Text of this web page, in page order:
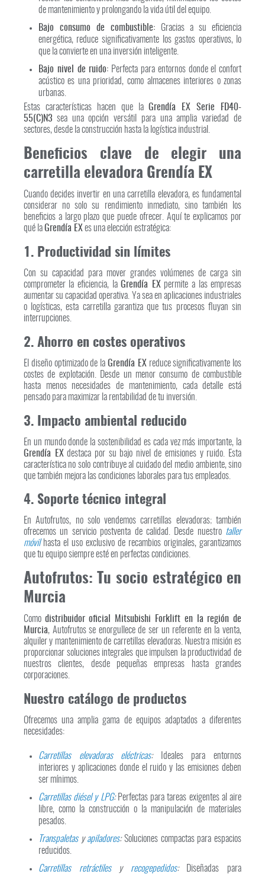
de mantenimiento y prolongando la vida útil del equipo.
Bajo consumo de combustible: Gracias a su eficiencia
energética, reduce significativamente los gastos operativos, lo
que la convierte en una inversión inteligente.
Bajo nivel de ruido: Perfecta para entornos donde el confort
acústico es una prioridad, como almacenes interiores o zonas
urbanas.
Estas características hacen que laGrendía EX Serie FD40-
55(C)N3sea una opción versátil para una amplia variedad de
sectores, desde la construcción hasta la logística industrial.
Beneficios clave de elegir una
carretilla elevadora Grendía EX
Cuando decides invertir en una carretilla elevadora, es fundamental
considerar no solo su rendimiento inmediato, sino también los
beneficios a largo plazo que puede ofrecer. Aquí te explicamos por
qué laGrendía EX es una elección estratégica:
1. Productividad sin límites
Con su capacidad para mover grandes volúmenes de carga sin
comprometer la eficiencia, laGrendía EX permite a las empresas
aumentar su capacidad operativa. Ya sea en aplicaciones industriales
o logísticas, esta carretilla garantiza que tus procesos fluyan sin
interrupciones.
2. Ahorro en costes operativos
El diseño optimizado de la Grendía EX reduce significativamente los
costes de explotación. Desde un menor consumo de combustible
hasta menos necesidades de mantenimiento, cada detalle está
pensado para maximizar la rentabilidad de tu inversión.
3. Impacto ambiental reducido
En un mundo donde la sostenibilidad es cada vez más importante, la
Grendía EX destaca por su bajo nivel de emisiones y ruido. Esta
característica no solo contribuye al cuidado del medio ambiente, sino
que también mejora las condiciones laborales para tus empleados.
4. Soporte técnico integral
En Autofrutos, no solo vendemos carretillas elevadoras; también
ofrecemos un servicio postventa de calidad. Desde nuestro taller
móvilhasta el uso exclusivo de recambios originales, garantizamos
que tu equipo siempre esté en perfectas condiciones.
Autofrutos: Tu socio estratégico en
Murcia
Como distribuidor oficial Mitsubishi Forklift en la región de
Murcia, Autofrutos se enorgullece de ser un referente en la venta,
alquiler y mantenimiento de carretillas elevadoras. Nuestra misión es
proporcionar soluciones integrales que impulsen la productividad de
nuestros clientes, desde pequeñas empresas hasta grandes
corporaciones.
Nuestro catálogo de productos
Ofrecemos una amplia gama de equipos adaptados a diferentes
necesidades:
Carretillas elevadoras eléctricas:Ideales para entornos
interiores y aplicaciones donde el ruido y las emisiones deben
ser mínimos.
Carretillas diésel y LPG:Perfectas para tareas exigentes al aire
libre, como la construcción o la manipulación de materiales
pesados.
Transpaletasyapiladores:Soluciones compactas para espacios
reducidos.
Carretillas retráctilesy recogepedidos:Diseñadas para